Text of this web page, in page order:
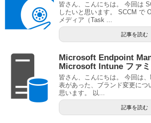
皆さん、こんにちは。 今回は
したいと思います。 SCCM で
メディア（Task ...
記事を読む
Microsoft Endpoint
Microsoft Intune ファ
皆さん、こんにちは。 今回は
表があった、ブランド変更につ
思います。 以...
記事を読む